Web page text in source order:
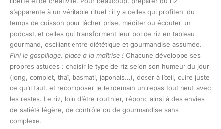
s’apparente à un véritable rituel : il y a celles qui profitent du
temps de cuisson pour lâcher prise, méditer ou écouter un
podcast, et celles qui transforment leur bol de riz en tableau
gourmand, oscillant entre diététique et gourmandise assumée.
Fini le gaspillage, place à la maîtrise ! Chacune développe ses
propres astuces : choisir le type de riz selon son humeur du jour
(long, complet, thaï, basmati, japonais…), doser à l’œil, cuire juste
ce qu’il faut, et recomposer le lendemain un repas tout neuf avec
les restes. Le riz, loin d’être routinier, répond ainsi à des envies
de satiété légère, de contrôle ou de gourmandise sans
complexe.